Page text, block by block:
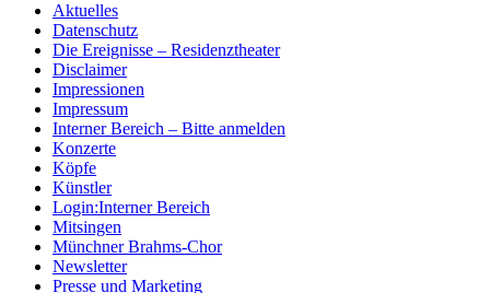
Aktuelles
Datenschutz
Die Ereignisse – Residenztheater
Disclaimer
Impressionen
Impressum
Interner Bereich – Bitte anmelden
Konzerte
Köpfe
Künstler
Login:Interner Bereich
Mitsingen
Münchner Brahms-Chor
Newsletter
Presse und Marketing